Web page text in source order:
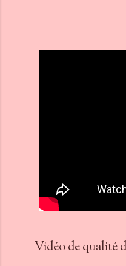
Vidéo de qualité